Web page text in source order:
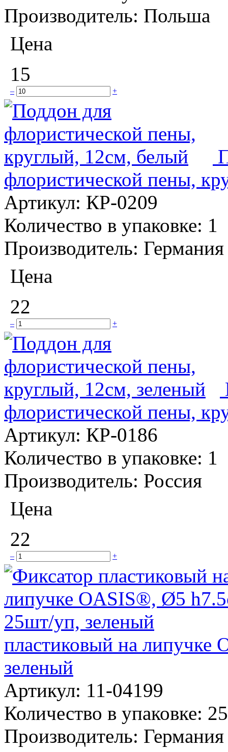
Производитель: Польша
Цена
15
– +
флористической пены,
Артикул: КР-0209
Количество в упаковке: 1
Производитель: Германия
Цена
22
– +
флористической пены,
Артикул: КР-0186
Количество в упаковке: 1
Производитель: Россия
Цена
22
– +
пластиковый на
зеленый
Артикул: 11-04199
Количество в упаковке: 25
Производитель: Германия